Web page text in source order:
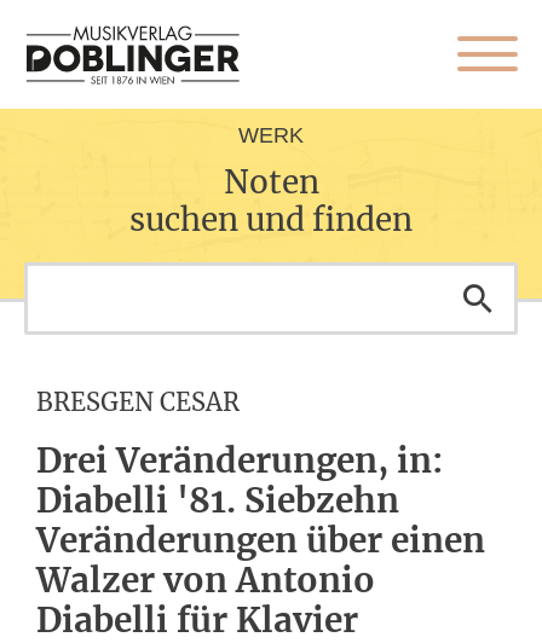
WERK
Noten
suchen und finden
BRESGEN CESAR
Drei Veränderungen, in:
Diabelli '81. Siebzehn
Veränderungen über einen
Walzer von Antonio
Diabelli für Klavier